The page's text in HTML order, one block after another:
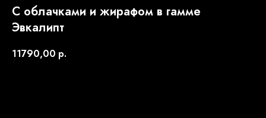
С облачками и жирафом в гамме
Эвкалипт
11790,00 р.